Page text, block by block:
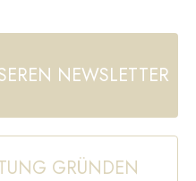
NEWSLETTER
GRÜNDEN